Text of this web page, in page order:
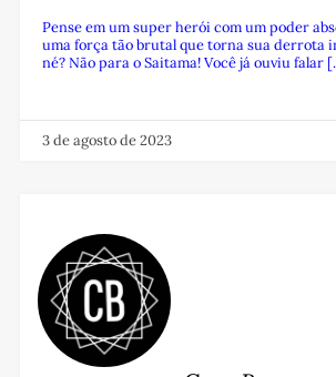
Pense em um super herói com um poder
uma força tão brutal que torna sua derrota
né? Não para o Saitama! Você já ouviu falar
3 de agosto de 2023